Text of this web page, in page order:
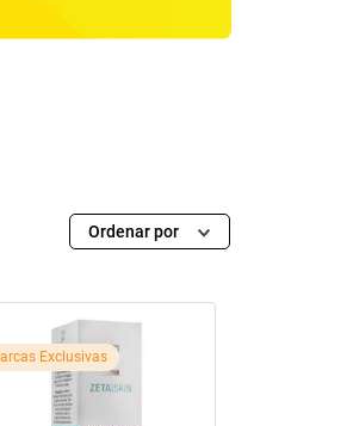
Ordenar por
Exclusivas